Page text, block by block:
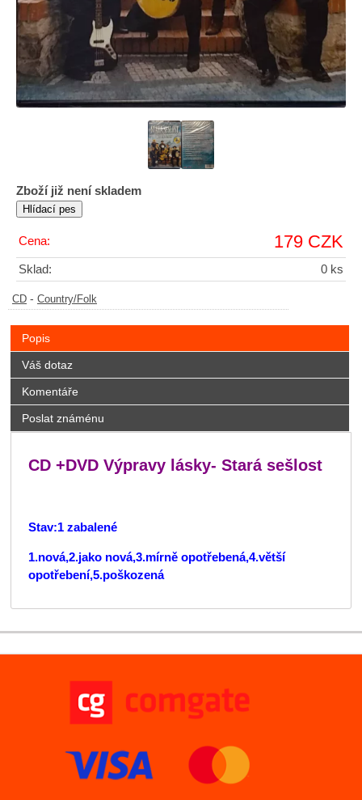
Zboží již není skladem
Cena: 179 CZK
Sklad: 0 ks
CD - Country/Folk
Popis
Váš dotaz
Komentáře
Poslat známénu
CD +DVD Výpravy lásky- Stará sešlost
Stav:1 zabalené
1.nová,2.jako nová,3.mírně opotřebená,4.větší
opotřebení,5.poškozená